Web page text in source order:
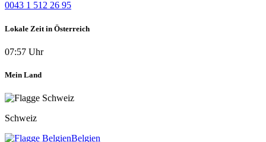
0043 1 512 26 95
Lokale Zeit in Österreich
07:57 Uhr
Mein Land
Schweiz
Belgien